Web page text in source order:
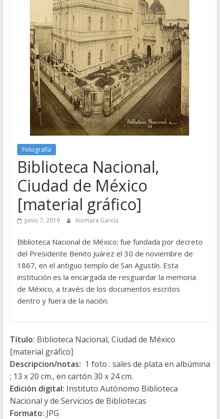
Fotografía
Biblioteca Nacional,
Ciudad de México
[material gráfico]
junio 7, 2019 Xiomara García
Biblioteca Nacional de México: fue fundada por decreto
del Presidente Benito Juárez el 30 de noviembre de
1867, en el antiguo templo de San Agustín. Esta
institución es la encargada de resguardar la memoria
de México, a través de los documentos escritos
dentro y fuera de la nación.
Título: Biblioteca Nacional, Ciudad de México
[material gráfico]
Descripcion/notas: 1 foto : sales de plata en albúmina
; 13 x 20 cm., en cartón 30 x 24 cm.
Edición digital: Instituto Autónomo Biblioteca
Nacional y de Servicios de Bibliotecas
Formato: JPG